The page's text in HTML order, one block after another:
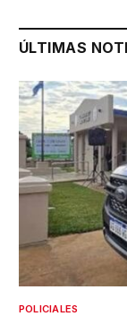
ÚLTIMAS
POLICIALES